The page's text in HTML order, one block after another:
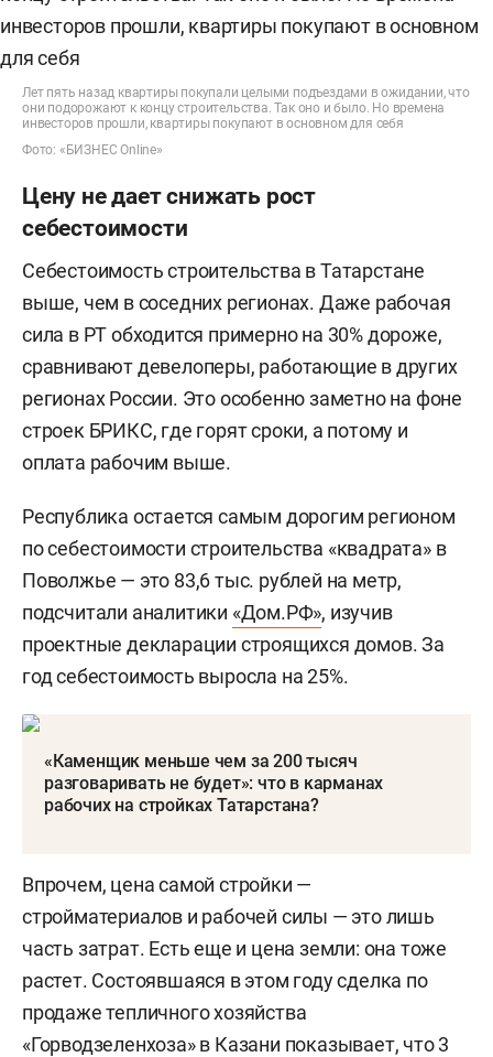
Лет пять назад квартиры покупали целыми подъездами в ожидании, что
они подорожают к концу строительства. Так оно и было. Но времена
инвесторов прошли, квартиры покупают в основном для себя
Фото: «БИЗНЕС Online»
Цену не дает снижать рост
себестоимости
Себестоимость строительства в Татарстане
выше, чем в соседних регионах. Даже рабочая
сила в РТ обходится примерно на 30% дороже,
сравнивают девелоперы, работающие в других
регионах России. Это особенно заметно на фоне
строек БРИКС, где горят сроки, а потому и
оплата рабочим выше.
Республика остается самым дорогим регионом
по себестоимости строительства «квадрата» в
Поволжье — это 83,6 тыс. рублей на метр,
подсчитали аналитики «Дом.РФ», изучив
проектные декларации строящихся домов. За
год себестоимость выросла на 25%.
«Каменщик меньше чем за 200 тысяч
разговаривать не будет»: что в карманах
рабочих на стройках Татарстана?
Впрочем, цена самой стройки —
стройматериалов и рабочей силы — это лишь
часть затрат. Есть еще и цена земли: она тоже
растет. Состоявшаяся в этом году сделка по
продаже тепличного хозяйства
«Горводзеленхоза» в Казани показывает, что 3